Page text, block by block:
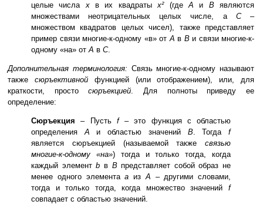
целые числаxв их квадратыx²(гдеAи Bявляются
множествами неотрицательных целых числе, а C–
множеством квадратов целых чисел), также представляет
пример связи многие-к-одному «в» отA в B и связи многие-к-
одному «на» отA в C.
Дополнительная терминология: Связь многие-к-одному называют
также сюръективной функцией (или отображением), или, для
краткости, простосюръекцией. Для полноты приведу ее
определение:
Сюръекция– Пусть f– это функция с областью
определенияA и областью значений B. Тогдаf
является сюръекцией (называемой также связью
многие-к-одному «на») тогда и только тогда, когда
каждый элементb в Bпредставляет собой образ не
менее одного элементаa изA – другими словами,
тогда и только тогда, когда множество значений f
совпадает с областью значений.